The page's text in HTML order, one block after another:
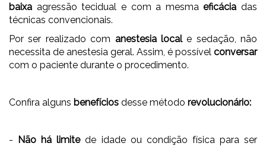
baixa agressão tecidual e com a mesmaeficácia das
técnicas convencionais.
Por ser realizado com anestesia locale sedação, não
necessita de anestesia geral. Assim, é possível conversar
com o paciente durante o procedimento.
Confira alguns benefícios desse método revolucionário:
- Não há limitede idade ou condição física para ser